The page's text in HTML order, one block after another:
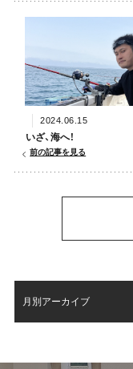
2024.06.15
いざ、海へ！
前の記事を見る
月別アーカイブ